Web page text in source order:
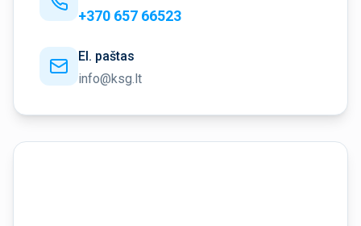
+370 657 66523
El. paštas
info@ksg.lt